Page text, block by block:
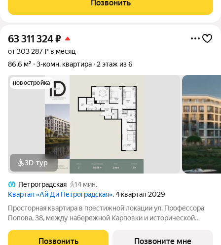
10 и 12 кв.м. идеально подойдут для
Позвонить
63 311 324₽
от 303 287 ₽ в месяц
86,6 м²
3-комн. квартира 2 этаж из 6
новостройка
3D-тур
Петроградская
14 мин.
Квартал «Ай Ди Петроградская», 4 квартал 2029
Просторная квартира в престижной локации ул. Профессора
Попова, 38, между набережной Карповки и исторической
виды на Иоанновский монастырь и реку Карповку. В пешей
Позвонить Позвоните мне